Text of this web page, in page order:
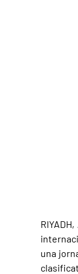
una